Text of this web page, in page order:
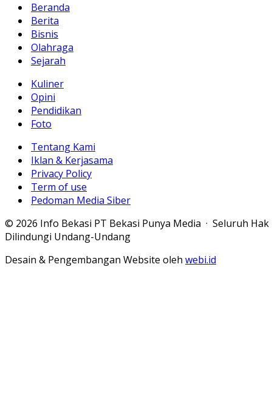
Beranda
Berita
Bisnis
Olahraga
Sejarah
Kuliner
Opini
Pendidikan
Foto
Tentang Kami
Iklan & Kerjasama
Privacy Policy
Term of use
Pedoman Media Siber
© 2026 Info Bekasi PT Bekasi Punya Media · Seluruh Hak
Dilindungi Undang-Undang
Desain & Pengembangan Website oleh webi.id